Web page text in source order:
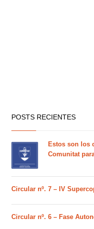
POSTS RECIENTES
Estos son los
Comunitat
Circular nº. 7 – IV
Circular nº. 6 – Fase